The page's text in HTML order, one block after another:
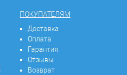
ПОКУПАТЕЛЯМ
Доставка
Оплата
Гарантия
Отзывы
Возврат